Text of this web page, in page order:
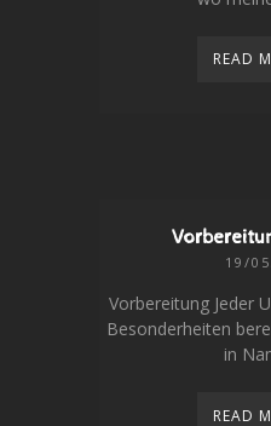
READ
19/
Vorbereitung Jeder
Besonderheiten
in
READ